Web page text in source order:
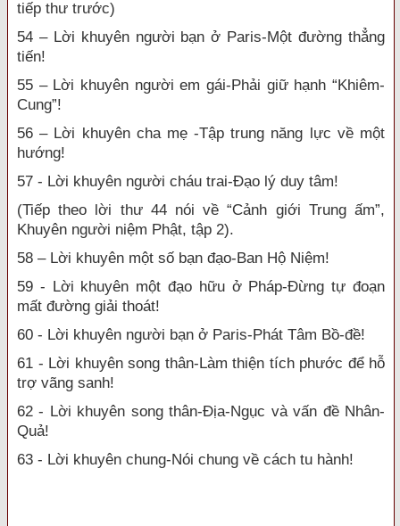
tiếp thư trước)
54 – Lời khuyên người bạn ở Paris-Một đường thẳng
tiến!
55 – Lời khuyên người em gái-Phải giữ hạnh “Khiêm-
Cung”!
56 – Lời khuyên cha mẹ -Tập trung năng lực về một
hướng!
57 - Lời khuyên người cháu trai-Đạo lý duy tâm!
(Tiếp theo lời thư 44 nói về “Cảnh giới Trung ấm”,
Khuyên người niệm Phật, tập 2).
58 – Lời khuyên một số bạn đạo-Ban Hộ Niệm!
59 - Lời khuyên một đạo hữu ở Pháp-Đừng tự đoạn
mất đường giải thoát!
60 - Lời khuyên người bạn ở Paris-Phát Tâm Bồ-đề!
61 - Lời khuyên song thân-Làm thiện tích phước để hỗ
trợ vãng sanh!
62 - Lời khuyên song thân-Địa-Ngục và vấn đề Nhân-
Quả!
63 - Lời khuyên chung-Nói chung về cách tu hành!